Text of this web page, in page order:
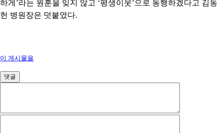
하게 ’라는 원훈을 잊지 않고 ‘평생이웃’으로 동행하겠다고 김동
헌 병원장은 덧붙였다.
이 게시물을
댓글